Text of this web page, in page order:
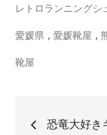
レトロランニングシ
愛媛県 ,愛媛靴屋 ,
靴屋
投
恐竜大好き